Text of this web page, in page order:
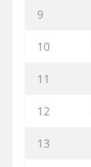
9
10
11
12
13